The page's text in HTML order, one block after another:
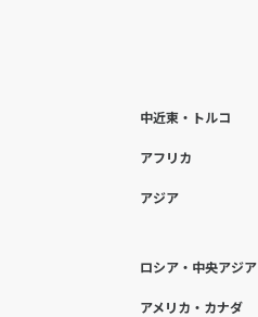
中近東・トルコ
アフリカ
アジア
ロシア・中央アジア
アメリカ・カナダ